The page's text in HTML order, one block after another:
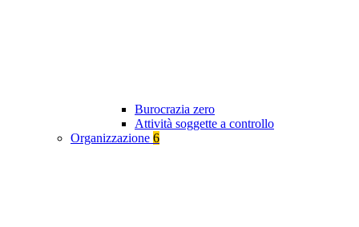
Burocrazia zero
Attività soggette a controllo
Organizzazione 6